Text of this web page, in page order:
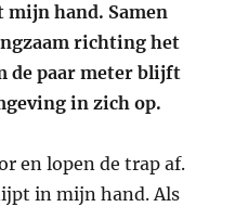
mijn hand. Samen
richting het
de paar meter blijft
in zich op.
en lopen de trap af.
in mijn hand. Als